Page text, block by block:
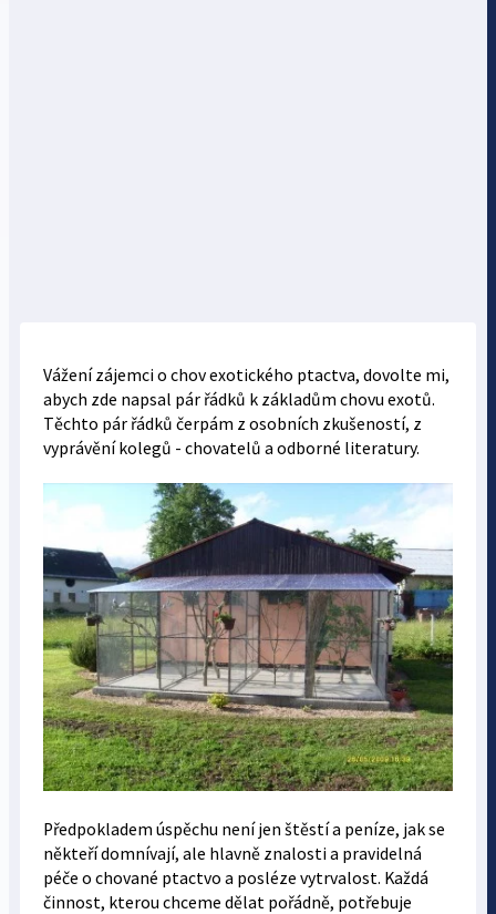
Vážení zájemci o chov exotického ptactva, dovolte mi,
abych zde napsal pár řádků k základům chovu exotů.
Těchto pár řádků čerpám z osobních zkušeností, z
vyprávění kolegů - chovatelů a odborné literatury.
Předpokladem úspěchu není jen štěstí a peníze, jak se
někteří domnívají, ale hlavně znalosti a pravidelná
péče o chované ptactvo a posléze vytrvalost. Každá
činnost, kterou chceme dělat pořádně, potřebuje